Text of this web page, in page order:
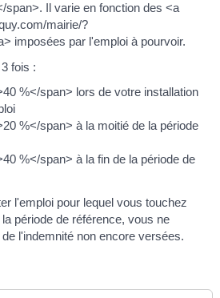
span>. Il varie en fonction des <a
mairie/?
imposées par l'emploi à pourvoir.
fois :
%</span> lors de votre installation
%</span> à la moitié de la période
%</span> à la fin de la période de
l'emploi pour lequel vous touchez
période de référence, vous ne
l'indemnité non encore versées.